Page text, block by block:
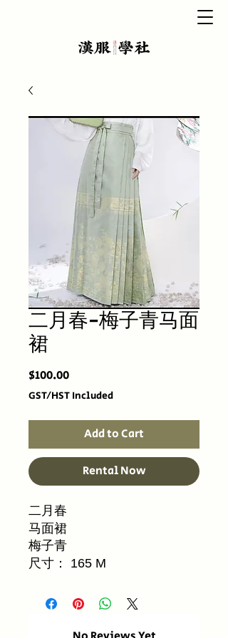
二月春-梅子青马面
裙
$100.00Price
GST/HST Included
Add to Cart
Rental Now
二月春
马面裙
梅子青
尺寸： 165 M